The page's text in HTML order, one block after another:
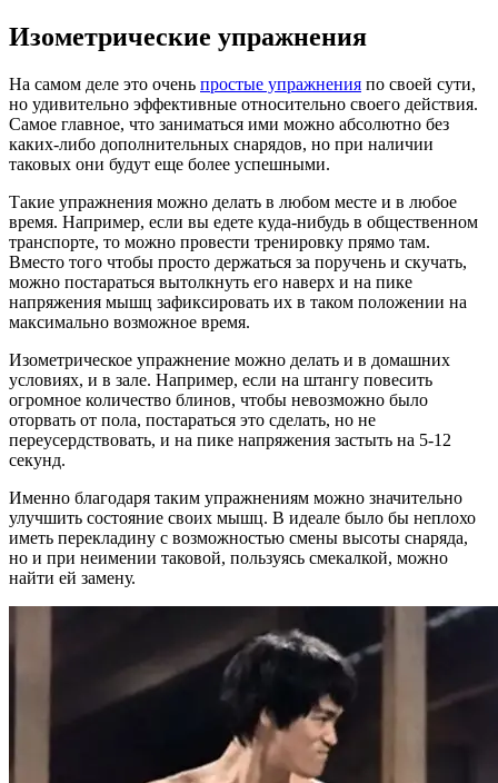
Изометрические упражнения
На самом деле это очень простые упражнения по своей сути,
но удивительно эффективные относительно своего действия.
Самое главное, что заниматься ими можно абсолютно без
каких-либо дополнительных снарядов, но при наличии
таковых они будут еще более успешными.
Такие упражнения можно делать в любом месте и в любое
время. Например, если вы едете куда-нибудь в общественном
транспорте, то можно провести тренировку прямо там.
Вместо того чтобы просто держаться за поручень и скучать,
можно постараться вытолкнуть его наверх и на пике
напряжения мышц зафиксировать их в таком положении на
максимально возможное время.
Изометрическое упражнение можно делать и в домашних
условиях, и в зале. Например, если на штангу повесить
огромное количество блинов, чтобы невозможно было
оторвать от пола, постараться это сделать, но не
переусердствовать, и на пике напряжения застыть на 5-12
секунд.
Именно благодаря таким упражнениям можно значительно
улучшить состояние своих мышц. В идеале было бы неплохо
иметь перекладину с возможностью смены высоты снаряда,
но и при неимении таковой, пользуясь смекалкой, можно
найти ей замену.